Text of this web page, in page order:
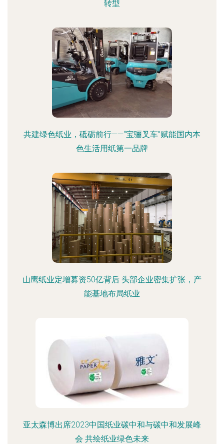
转型
共建绿色纸业，砥砺前行——“宝骊叉车”赋能国内本
色生活用纸第一品牌
山鹰纸业定增募资50亿背后 头部企业密集扩张，产
能基地布局纸业
亚太森博出席2023中国纸业碳中和与碳中和发展峰
会 共绘纸业绿色未来